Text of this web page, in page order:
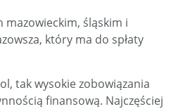
mazowieckim, śląskim i
który ma do spłaty
tak wysokie zobowiązania
finansową. Najczęściej